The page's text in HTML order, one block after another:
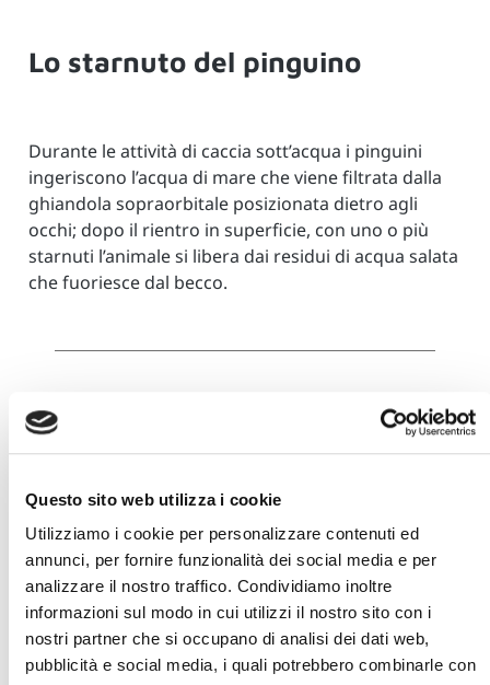
Questo sito web utilizza i cookie
Utilizziamo i cookie per personalizzare contenuti ed
annunci, per fornire funzionalità dei social media e per
analizzare il nostro traffico. Condividiamo inoltre
informazioni sul modo in cui utilizzi il nostro sito con i
nostri partner che si occupano di analisi dei dati web,
pubblicità e social media, i quali potrebbero combinarle con
Lo starnuto del pinguino
Durante le attività di caccia sott’acqua i pinguini
ingeriscono l’acqua di mare che viene filtrata dalla
ghiandola sopraorbitale posizionata dietro agli
occhi; dopo il rientro in superficie, con uno o più
starnuti l’animale si libera dai residui di acqua salata
che fuoriesce dal becco.
Quanti anni vivono in media i
pinguini?
La vita media stimata dei pinguini in natura è di
circa 20 anni.